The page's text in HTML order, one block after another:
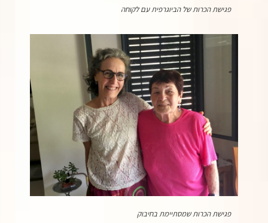
פגישת הכרות של הביוגרפית עם לקוחה
פגישת הכרות שמסתיימת בחיבוק